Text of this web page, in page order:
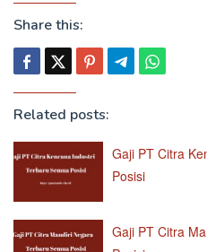
Share this:
Related posts:
Gaji PT Citra
Posisi
Gaji PT Citra